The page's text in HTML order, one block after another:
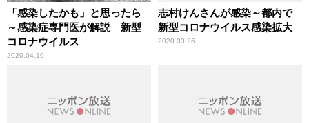
「感染したかも」と思ったら
～感染症専門医が解説 新型
コロナウイルス
2020.04.10
志村けんさんが感染～都内で
新型コロナウイルス感染拡大
2020.03.26